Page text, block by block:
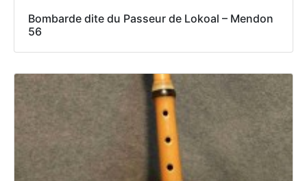
Bombarde dite du Passeur de Lokoal – Mendon
56